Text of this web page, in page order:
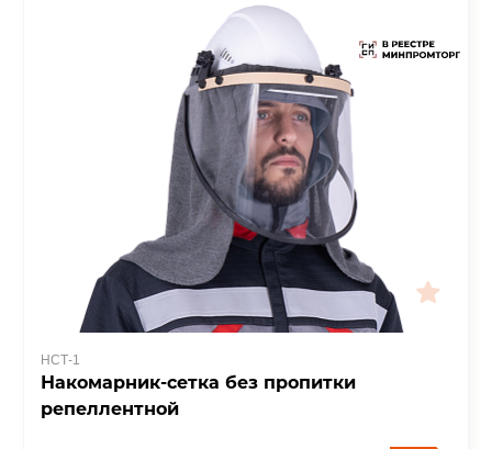
НСТ-1
Накомарник-сетка без пропитки
репеллентной